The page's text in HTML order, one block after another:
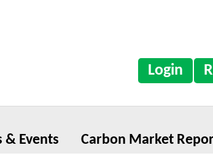
Login
& Events Carbon Market